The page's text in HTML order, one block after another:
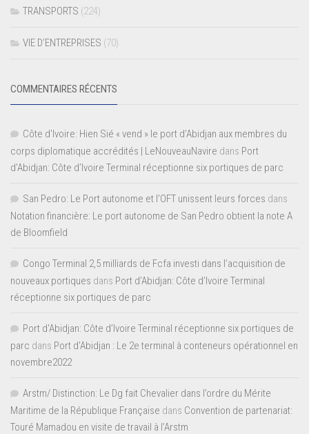
TRANSPORTS (224)
VIE D’ENTREPRISES (70)
COMMENTAIRES RÉCENTS
Côte d'Ivoire: Hien Sié « vend » le port d'Abidjan aux membres du
corps diplomatique accrédités | LeNouveauNavire dans Port
d’Abidjan: Côte d’Ivoire Terminal réceptionne six portiques de parc
San Pedro: Le Port autonome et l’OFT unissent leurs forces dans
Notation financière: Le port autonome de San Pedro obtient la note A
de Bloomfield
Congo Terminal 2,5 milliards de Fcfa investi dans l’acquisition de
nouveaux portiques dans Port d’Abidjan: Côte d’Ivoire Terminal
réceptionne six portiques de parc
Port d'Abidjan: Côte d’Ivoire Terminal réceptionne six portiques de
parc dans Port d’Abidjan : Le 2e terminal à conteneurs opérationnel en
novembre2022
Arstm/ Distinction: Le Dg fait Chevalier dans l’ordre du Mérite
Maritime de la République Française dans Convention de partenariat:
Touré Mamadou en visite de travail à l’Arstm